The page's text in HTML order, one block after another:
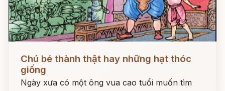
Chú bé thành thật hay những hạt thóc
giống
Ngày xưa có một ông vua cao tuổi muốn tìm